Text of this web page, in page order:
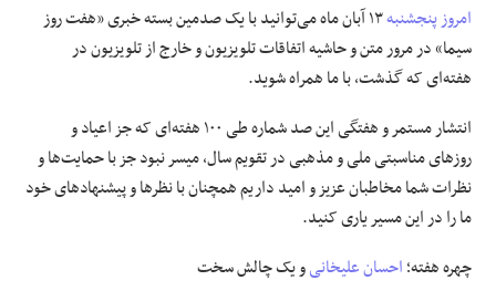
امروز پنجشنبه
۱۳ آبان ماه می‌توانید با یک صدمین بسته خبری «هفت روز
سیما» در مرور متن و حاشیه اتفاقات تلویزیون و خارج از تلویزیون در
هفته‌ای که گذشت، با ما همراه شوید.
انتشار مستمر و هفتگی این صد شماره طی ۱۰۰ هفته‌ای که جز اعیاد و
روزهای مناسبتی ملی و مذهبی در تقویم سال، میسر نبود جز با حمایت‌ها و
نظرات شما مخاطبان عزیز و امید داریم همچنان با نظرها و پیشنهادهای خود
ما را در این مسیر یاری کنید.
چهره هفته؛احسان علیخانیو یک چالش سخت